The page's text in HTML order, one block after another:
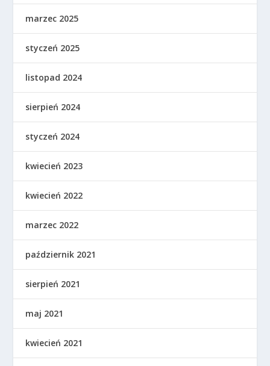
marzec 2025
styczeń 2025
listopad 2024
sierpień 2024
styczeń 2024
kwiecień 2023
kwiecień 2022
marzec 2022
październik 2021
sierpień 2021
maj 2021
kwiecień 2021